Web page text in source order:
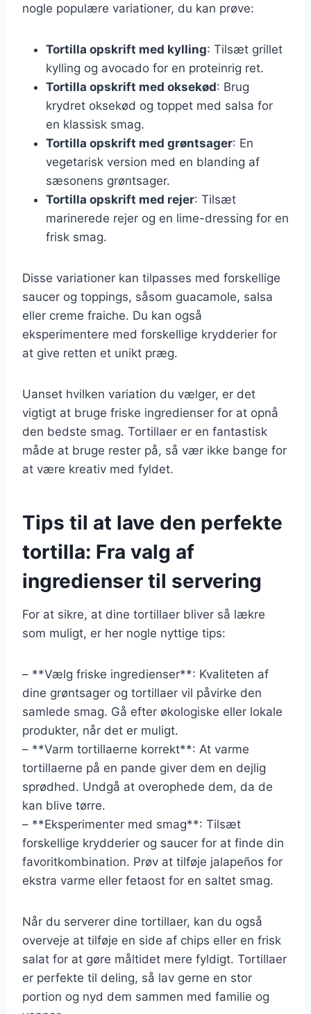
nogle populære variationer, du kan prøve:
Tortilla opskrift med kylling: Tilsæt grillet
kylling og avocado for en proteinrig ret.
Tortilla opskrift med oksekød: Brug
krydret oksekød og toppet med salsa for
en klassisk smag.
Tortilla opskrift med grøntsager: En
vegetarisk version med en blanding af
sæsonens grøntsager.
Tortilla opskrift med rejer: Tilsæt
marinerede rejer og en lime-dressing for en
frisk smag.
Disse variationer kan tilpasses med forskellige
saucer og toppings, såsom guacamole, salsa
eller creme fraiche. Du kan også
eksperimentere med forskellige krydderier for
at give retten et unikt præg.
Uanset hvilken variation du vælger, er det
vigtigt at bruge friske ingredienser for at opnå
den bedste smag. Tortillaer er en fantastisk
måde at bruge rester på, så vær ikke bange for
at være kreativ med fyldet.
Tips til at lave den perfekte
tortilla: Fra valg af
ingredienser til servering
For at sikre, at dine tortillaer bliver så lækre
som muligt, er her nogle nyttige tips:
– **Vælg friske ingredienser**: Kvaliteten af
dine grøntsager og tortillaer vil påvirke den
samlede smag. Gå efter økologiske eller lokale
produkter, når det er muligt.
– **Varm tortillaerne korrekt**: At varme
tortillaerne på en pande giver dem en dejlig
sprødhed. Undgå at overophede dem, da de
kan blive tørre.
– **Eksperimenter med smag**: Tilsæt
forskellige krydderier og saucer for at finde din
favoritkombination. Prøv at tilføje jalapeños for
ekstra varme eller fetaost for en saltet smag.
Når du serverer dine tortillaer, kan du også
overveje at tilføje en side af chips eller en frisk
salat for at gøre måltidet mere fyldigt. Tortillaer
er perfekte til deling, så lav gerne en stor
portion og nyd dem sammen med familie og